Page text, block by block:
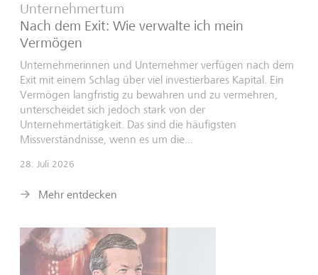
Unternehmertum
Nach dem Exit: Wie verwalte ich mein
Vermögen
Unternehmerinnen und Unternehmer verfügen nach dem
Exit mit einem Schlag über viel investierbares Kapital. Ein
Vermögen langfristig zu bewahren und zu vermehren,
unterscheidet sich jedoch stark von der
Unternehmertätigkeit. Das sind die häufigsten
Missverständnisse, wenn es um die...
28. Juli 2026
Mehr entdecken